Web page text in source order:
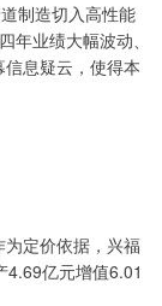
制造切入高性能
年业绩大幅波动、
息疑云，使得本
定价依据，兴福
4.69亿元增值6.01